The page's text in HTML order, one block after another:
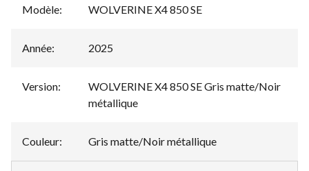
Modèle: WOLVERINE X4 850 SE
Année: 2025
Version:
WOLVERINE X4 850 SE Gris matte/Noir
métallique
Couleur: Gris matte/Noir métallique